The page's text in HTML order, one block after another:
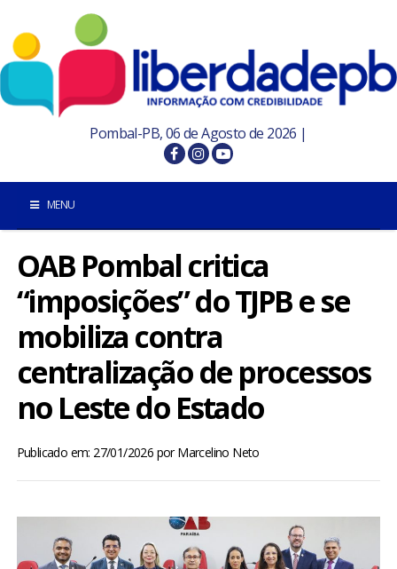
Pombal-PB, 06 de Agosto de 2026 |
MENU
INÍCIO
POMBAL E REGIÃO
BRASIL
MUNDO
ENTRETENIMENTO
OAB Pombal critica
“imposições” do TJPB e se
mobiliza contra
centralização de processos
no Leste do Estado
Publicado em: 27/01/2026 porMarcelino Neto